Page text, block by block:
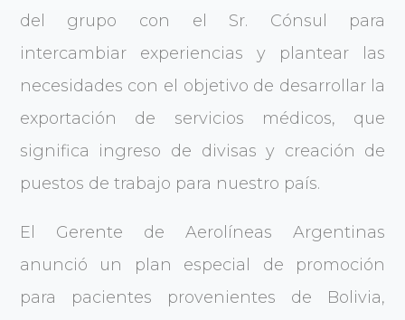
del grupo con el Sr. Cónsul para
intercambiar experiencias y plantear las
necesidades con el objetivo de desarrollar la
exportación de servicios médicos, que
significa ingreso de divisas y creación de
puestos de trabajo para nuestro país.
El Gerente de Aerolíneas Argentinas
anunció un plan especial de promoción
para pacientes provenientes de Bolivia,